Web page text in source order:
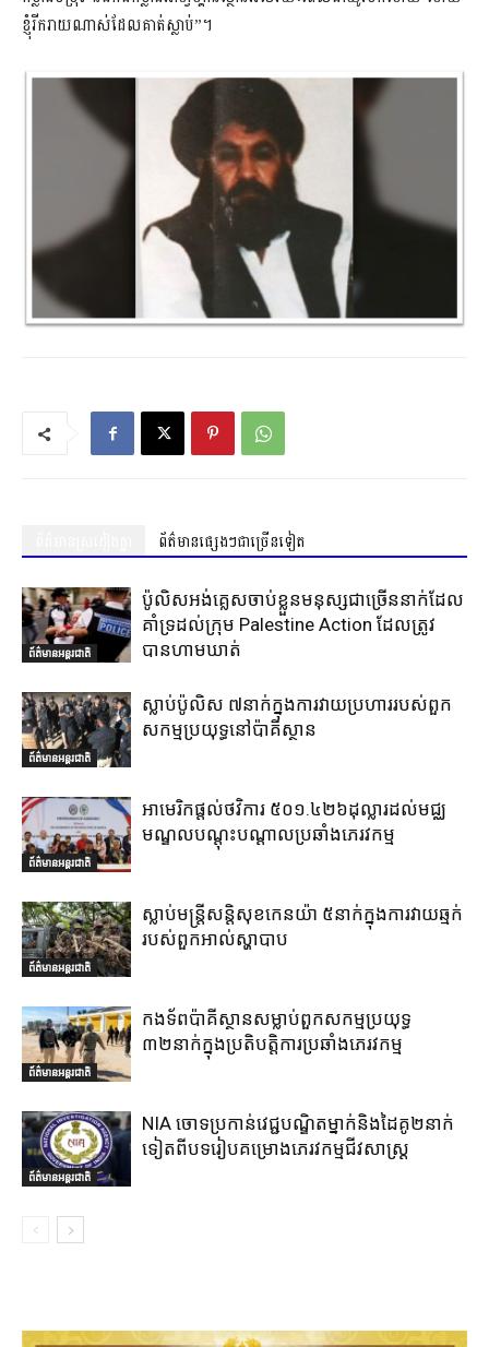
ខ្ញុំរីករាយណាស់ដែលគាត់ស្លាប់”។
ព័ត៌មានផ្សេងៗជាច្រើនទៀត
ព័ត៌មានអន្តរជាតិ
ប៉ូលិសអង់គ្លេសចាប់ខ្លួនមនុស្សជាច្រើននាក់ដែល
គាំទ្រដល់ក្រុម Palestine Action ដែលត្រូវ
បានហាមឃាត់
ព័ត៌មានអន្តរជាតិ
ស្លាប់ប៉ូលិស ៧នាក់ក្នុងការវាយប្រហាររបស់ពួក
សកម្មប្រយុទ្ធនៅប៉ាគីស្ថាន
ព័ត៌មានអន្តរជាតិ
អាមេរិកផ្តល់ថវិការ ៥០១.៤២៦ដុល្លារដល់មជ្ឈ
មណ្ឌលបណ្តុះបណ្តាលប្រឆាំងភេរវកម្ម
ព័ត៌មានអន្តរជាតិ
ស្លាប់មន្ត្រីសន្តិសុខកេនយ៉ា ៥នាក់ក្នុងការវាយឆ្មក់
របស់ពួកអាល់ស្ហាបាប
ព័ត៌មានអន្តរជាតិ
កងទ័ពប៉ាគីស្ថានសម្លាប់ពួកសកម្មប្រយុទ្ធ
៣២នាក់ក្នុងប្រតិបត្តិការប្រឆាំងភេរវកម្ម
ព័ត៌មានអន្តរជាតិ
NIA ចោទប្រកាន់វេជ្ជបណ្ឌិតម្នាក់និងដៃគូ២នាក់
ទៀតពីបទរៀបគម្រោងភេរវកម្មជីវសាស្ត្រ